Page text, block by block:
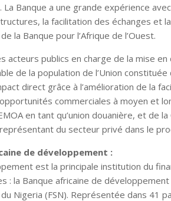
Banque a une grande expérience
la facilitation des échanges et
la Banque pour l’Afrique de l’Ouest.
publics en charge de la mise
de la population de l’Union
direct grâce à l’amélioration de la
commerciales à moyen et
en tant qu’union douanière, et de
représentant du secteur privé dans le
de développement :
est la principale institution du
la Banque africaine de développement
Nigeria (FSN). Représentée dans 41